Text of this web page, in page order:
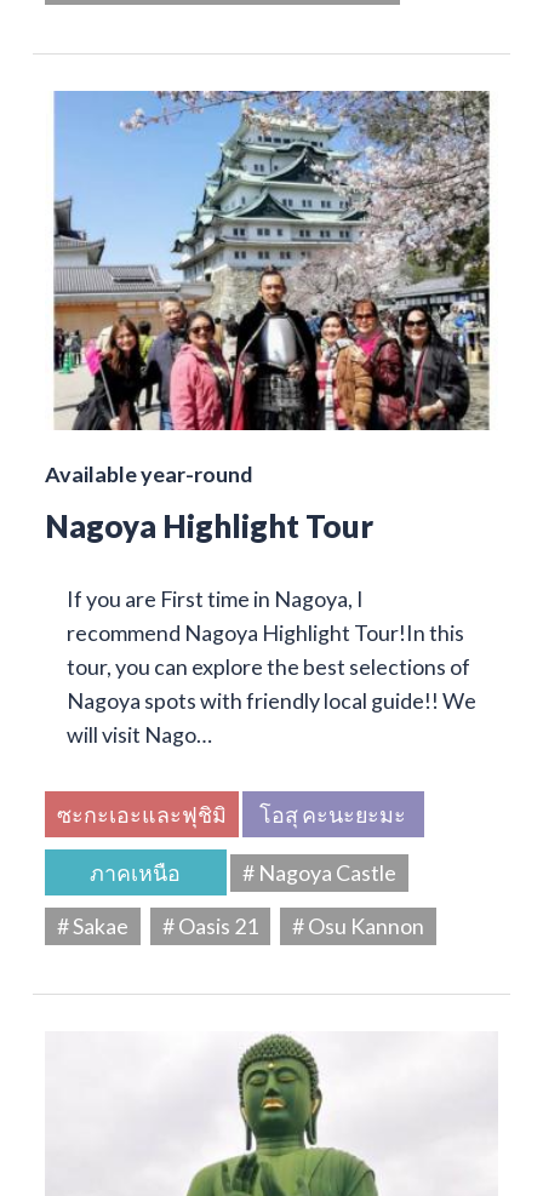
Available year-round
Nagoya Highlight Tour
If you are First time in Nagoya, I
recommend Nagoya Highlight Tour!In this
tour, you can explore the best selections of
Nagoya spots with friendly local guide!! We
will visit Nago…
ซะกะเอะและฟุชิมิ โอสุ คะนะยะมะ
ภาคเหนือ
# Nagoya Castle
# Sakae
# Oasis 21 # Osu Kannon